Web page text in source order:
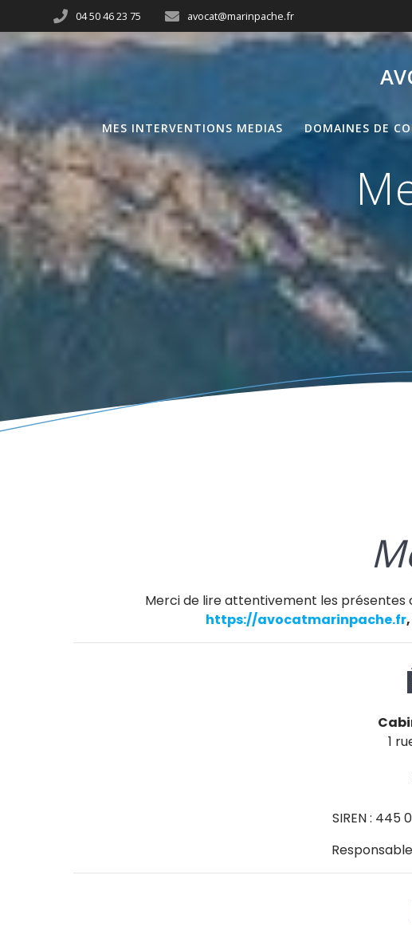
04 50 46 23 75 avocat@marinpache.fr
MES INTERVENTIONS MEDIAS DOMAINES DE
Merci de lire attentivement les présentes
https://avocatmarinpache.fr
1
SIREN : 445